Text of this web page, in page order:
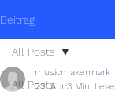
Beitrag
All Posts
All Posts
musicmakermark
22. Apr.3 Min.